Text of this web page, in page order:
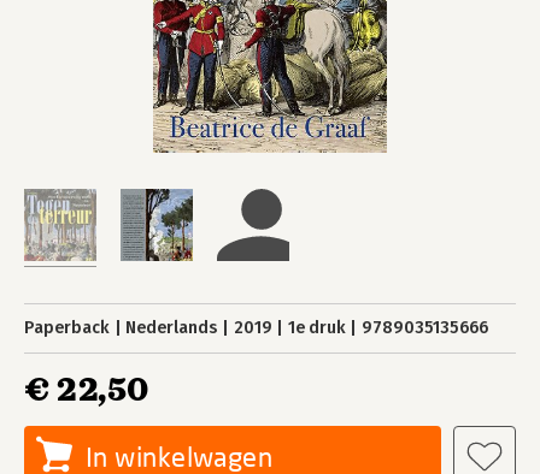
Paperback Nederlands 2019 1e druk 9789035135666
€ 22,50
In winkelwagen